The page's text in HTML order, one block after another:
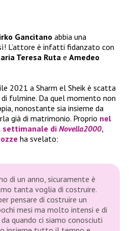
Gancitano abbia una
L’attore è infatti fidanzato con
Teresa Ruta e Amedeo
2021 a Sharm el Sheik è scatta
fulmine. Da quel momento non
nonostante sia insieme da
già di matrimonio. Proprio nel
settimanale di Novella2000,
ha svelato:
di un anno, sicuramente è
tanta voglia di costruire.
pensare di costruire un
mesi ma molto intensi e di
quando ci siamo conosciuti